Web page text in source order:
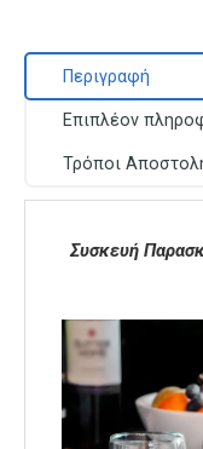
Περιγραφή
Επιπλέον
Τρόποι
Συσκευή